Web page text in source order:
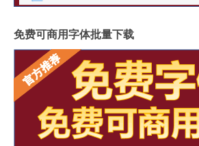
免费可商用字体批量下载